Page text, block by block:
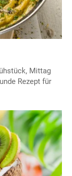
Mittag
Rezept für